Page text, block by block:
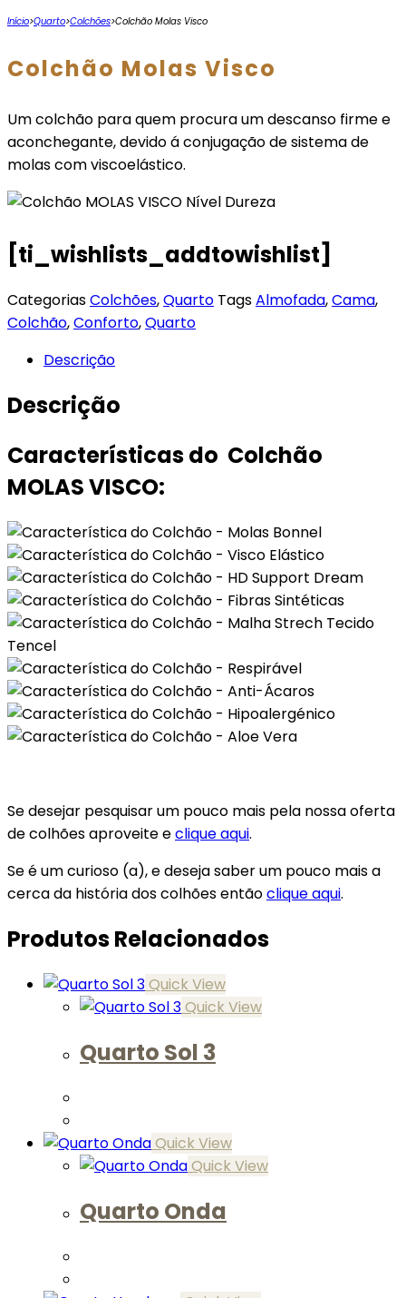
Início>Quarto>Colchões>Colchão Molas Visco
Colchão Molas Visco
Um colchão para quem procura um descanso firme e
aconchegante, devido á conjugação de sistema de
molas com viscoelástico.
[ti_wishlists_addtowishlist]
CategoriasColchões,Quarto TagsAlmofada,Cama,
Colchão,Conforto,Quarto
Descrição
Descrição
Características do Colchão
MOLAS VISCO:
Se desejar pesquisar um pouco mais pela nossa oferta
de colhões aproveite eclique aqui.
Se é um curioso (a), e deseja saber um pouco mais a
cerca da história dos colhões entãoclique aqui.
Produtos Relacionados
Quick View
Quick View
Quarto Sol 3
Quick View
Quick View
Quarto Onda